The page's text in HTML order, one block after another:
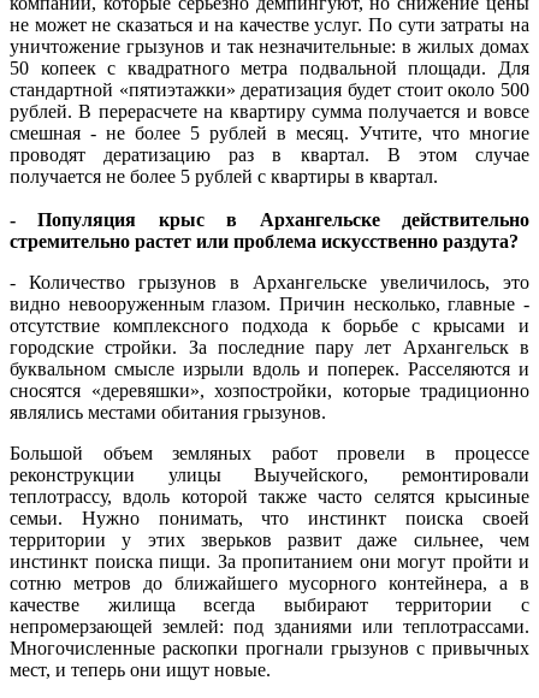
не может не сказаться и на качестве услуг. По сути затраты на
уничтожение грызунов и так незначительные: в жилых домах
50 копеек с квадратного метра подвальной площади. Для
стандартной «пятиэтажки» дератизация будет стоит около 500
рублей. В перерасчете на квартиру сумма получается и вовсе
смешная - не более 5 рублей в месяц. Учтите, что многие
проводят дератизацию раз в квартал. В этом случае
получается не более 5 рублей с квартиры в квартал.
- Популяция крыс в Архангельске действительно
стремительно растет или проблема искусственно раздута?
- Количество грызунов в Архангельске увеличилось, это
видно невооруженным глазом. Причин несколько, главные -
отсутствие комплексного подхода к борьбе с крысами и
городские стройки. За последние пару лет Архангельск в
буквальном смысле изрыли вдоль и поперек. Расселяются и
сносятся «деревяшки», хозпостройки, которые традиционно
являлись местами обитания грызунов.
Большой объем земляных работ провели в процессе
реконструкции улицы Выучейского, ремонтировали
теплотрассу, вдоль которой также часто селятся крысиные
семьи. Нужно понимать, что инстинкт поиска своей
территории у этих зверьков развит даже сильнее, чем
инстинкт поиска пищи. За пропитанием они могут пройти и
сотню метров до ближайшего мусорного контейнера, а в
качестве жилища всегда выбирают территории с
непромерзающей землей: под зданиями или теплотрассами.
Многочисленные раскопки прогнали грызунов с привычных
мест, и теперь они ищут новые.